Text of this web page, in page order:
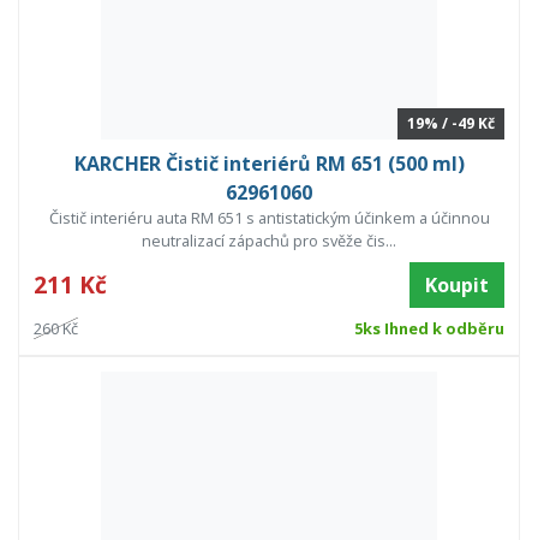
19% / -49 Kč
KARCHER Čistič interiérů RM 651 (500 ml)
62961060
Čistič interiéru auta RM 651 s antistatickým účinkem a účinnou
neutralizací zápachů pro svěže čis...
211 Kč Koupit
260 Kč 5ks Ihned k odběru